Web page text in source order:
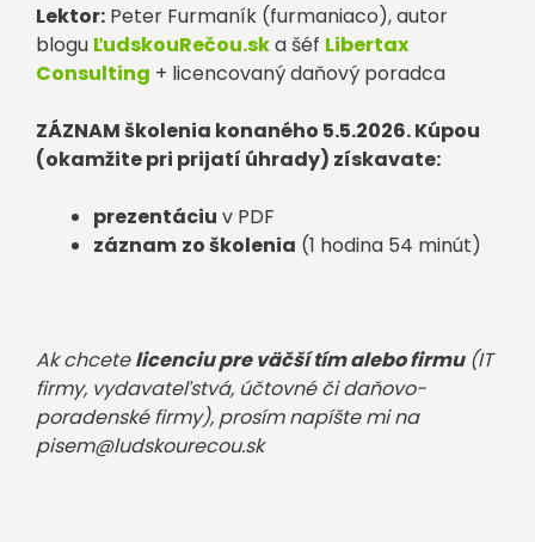
Lektor: Peter Furmaník (furmaniaco), autor
blogu ĽudskouRečou.ska šéf Libertax
Consulting + licencovaný daňový poradca
ZÁZNAM školenia konaného 5.5.2026. Kúpou
(okamžite pri prijatí úhrady) získavate:
prezentáciu v PDF
záznam zo školenia (1 hodina 54 minút)
Ak chcetelicenciu pre väčší tím alebo firmu(IT
firmy, vydavateľstvá, účtovné či daňovo-
poradenské firmy), prosím napíšte mi na
pisem@ludskourecou.sk